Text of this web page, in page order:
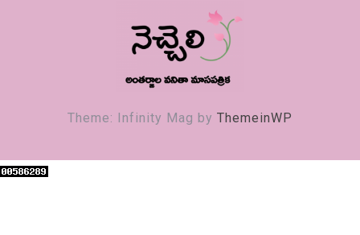
Theme: Infinity Mag by ThemeinWP